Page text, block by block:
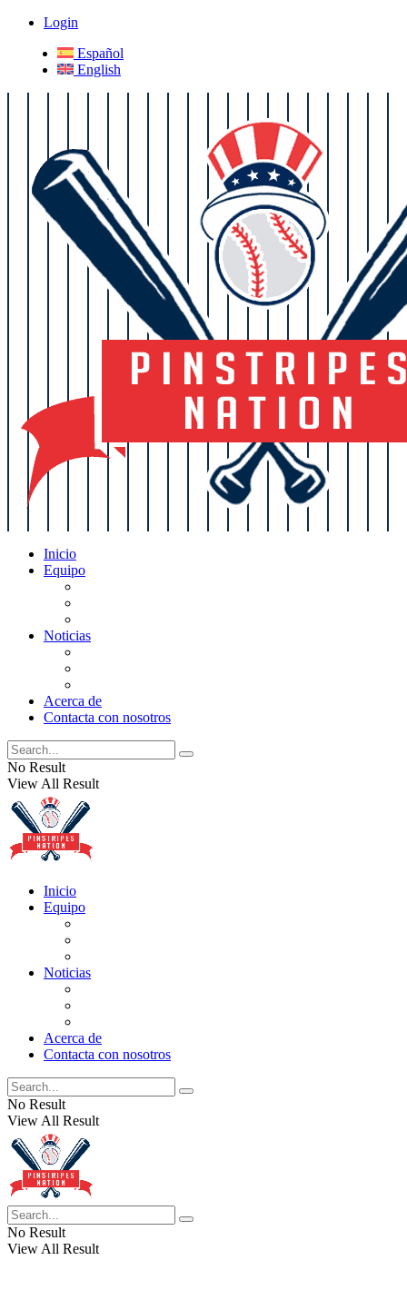
Login
Español
English
Inicio
Equipo
Noticias
Acerca de
Contacta con nosotros
No Result
View All Result
Inicio
Equipo
Noticias
Acerca de
Contacta con nosotros
No Result
View All Result
No Result
View All Result